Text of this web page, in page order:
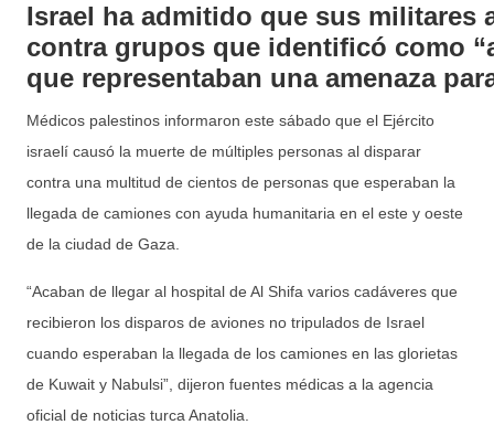
Israel ha admitido que sus militares abrieron fuego
contra grupos que identificó como
que representaban una amenaza
Médicos palestinos informaron este sábado que el Ejército
israelí causó la muerte de múltiples personas al disparar
contra una multitud de cientos de personas que esperaban la
llegada de camiones con ayuda humanitaria en el este y oeste
de la ciudad de Gaza.
“Acaban de llegar al hospital de Al Shifa varios cadáveres que
recibieron los disparos de aviones no tripulados de Israel
cuando esperaban la llegada de los camiones en las glorietas
de Kuwait y Nabulsi”, dijeron fuentes médicas a la agencia
oficial de noticias turca Anatolia.